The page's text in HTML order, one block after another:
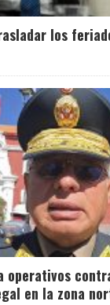
los
operativos
en la zona